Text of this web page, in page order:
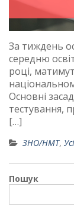
За тиждень
середню
році,
Основні
тестування,
[…]
ЗНО/НМТ,
Пошук